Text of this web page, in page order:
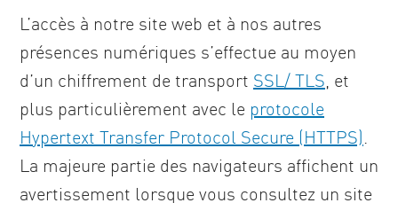
L’accès à notre site web et à nos autres
présences numériques s’effectue au moyen
d’un chiffrement de transport SSL/ TLS, et
plus particulièrement avec le protocole
Hypertext Transfer Protocol Secure (HTTPS).
La majeure partie des navigateurs affichent un
avertissement lorsque vous consultez un site